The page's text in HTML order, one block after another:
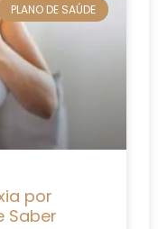
PLANO DE SAÚDE
por
Saber